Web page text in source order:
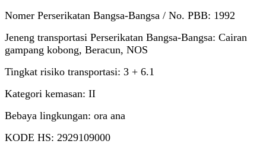
Nomer Perserikatan Bangsa-Bangsa / No. PBB: 1992
Jeneng transportasi Perserikatan Bangsa-Bangsa: Cairan
gampang kobong, Beracun, NOS
Tingkat risiko transportasi: 3 + 6.1
Kategori kemasan: II
Bebaya lingkungan: ora ana
KODE HS: 2929109000